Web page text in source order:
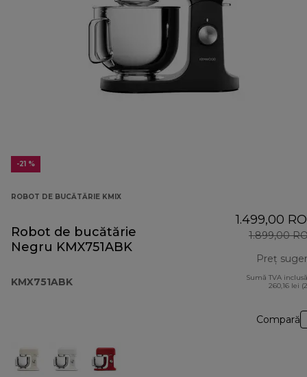
-21 %
ROBOT DE BUCĂTĂRIE KMIX
Robot de bucătărie
Negru KMX751ABK
KMX751ABK
1.499,00
1.899,00
Preț
Sumă TVA
260,16 lei
Compară